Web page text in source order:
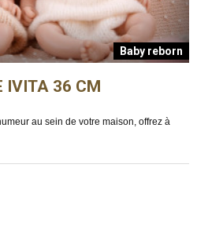
Baby reborn
IVITA 36 CM
au sein de votre maison, offrez à